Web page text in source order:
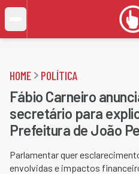
HOME POLÍTICA
Fábio Carneiro
secretário para
Prefeitura de João
Parlamentar quer
envolvidas e impactos